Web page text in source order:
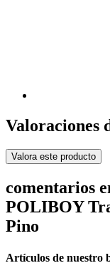
Valoraciones
Valora este producto
comentarios
POLIBOY
Pino
Artículos de nuestro